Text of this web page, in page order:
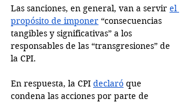
Las sanciones, en general, van a servir el
propósito de imponer “consecuencias
tangibles y significativas” a los
responsables de las “transgresiones” de
la CPI.
En respuesta, la CPI declaró que
condena las acciones por parte de